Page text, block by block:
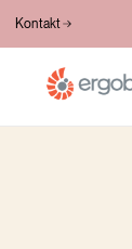
Kontakt